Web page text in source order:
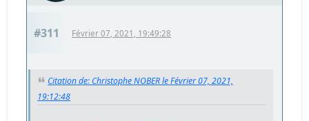
#311 Février 07, 2021, 19:49:28
Citation de: Christophe NOBER le Février 07, 2021,
19:12:48